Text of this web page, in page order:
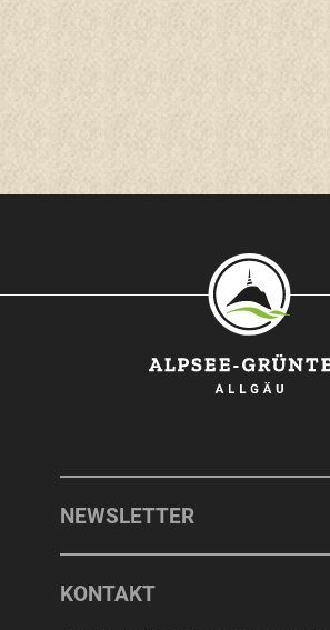
NEWSLETTER
KONTAKT